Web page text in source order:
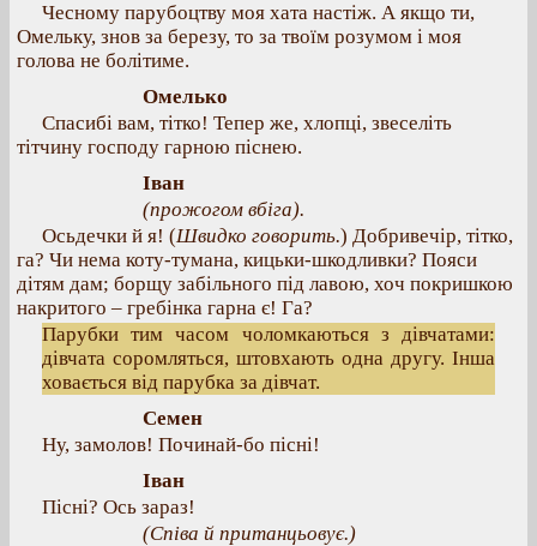
Чесному парубоцтву моя хата настіж. А якщо ти,
Омельку, знов за березу, то за твоїм розумом і моя
голова не болітиме.
Омелько
Спасибі вам, тітко! Тепер же, хлопці, звеселіть
тітчину господу гарною піснею.
Іван
(прожогом вбіга).
Осьдечки й я! (Швидко говорить.) Добривечір, тітко,
га? Чи нема коту-тумана, кицьки-шкодливки? Пояси
дітям дам; борщу забільного під лавою, хоч покришкою
накритого – гребінка гарна є! Га?
Парубки тим часом чоломкаються з дівчатами:
дівчата соромляться, штовхають одна другу. Інша
ховається від парубка за дівчат.
Семен
Ну, замолов! Починай-бо пісні!
Іван
Пісні? Ось зараз!
(Співа й пританцьовує.)